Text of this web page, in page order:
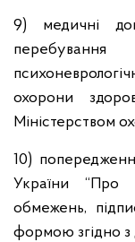
9) медичні
охорони
Міністерством
10)
України “Про
обмежень,
формою згідно